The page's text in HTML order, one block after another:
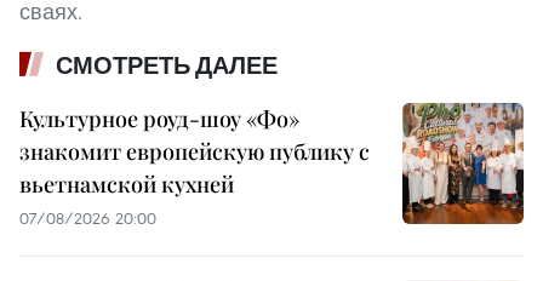
сваях.
СМОТРЕТЬ ДАЛЕЕ
Культурное роуд-шоу «Фо»
знакомит европейскую публику с
вьетнамской кухней
07/08/2026 20:00